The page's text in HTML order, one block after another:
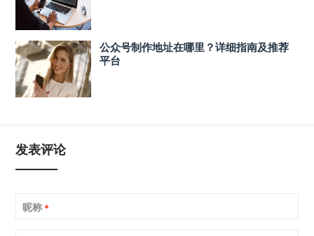
公众号制作地址在哪里？详细指南及推荐
平台
发表评论
昵称 *